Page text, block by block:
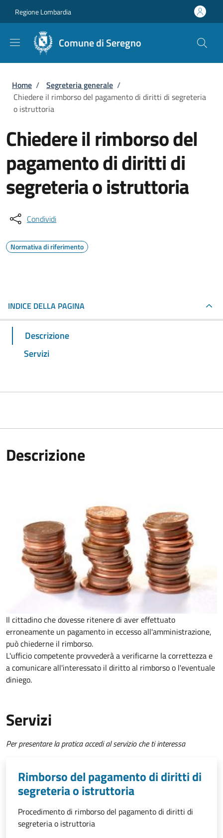
Regione Lombardia
Comune di Seregno
Briciole di pane
Home / Segreteria generale /
Chiedere il rimborso del pagamento di diritti di segreteria
o istruttoria
Chiedere il rimborso del
pagamento di diritti di
segreteria o istruttoria
Condividi
Normativa di riferimento
INDICE DELLA PAGINA
Descrizione
Servizi
Descrizione
Il cittadino che dovesse ritenere di aver effettuato
erroneamente un pagamento in eccesso all'amministrazione,
può chiederne il rimborso.
L'ufficio competente provvederà a verificarne la correttezza e
a comunicare all'interessato il diritto al rimborso o l'eventuale
diniego.
Servizi
Per presentare la pratica accedi al servizio che ti interessa
Rimborso del pagamento di diritti di
segreteria o istruttoria
Procedimento di rimborso del pagamento di diritti di
segreteria o istruttoria